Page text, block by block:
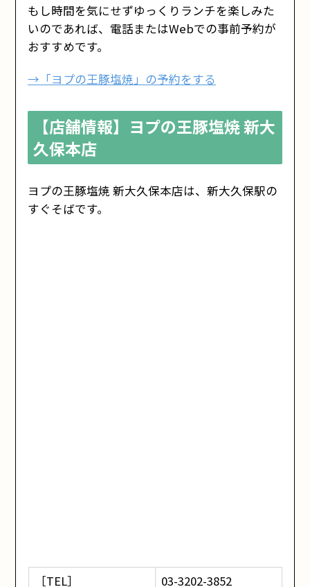
もし時間を気にせずゆっくりランチを楽しみた
いのであれば、電話またはWebでの事前予約が
おすすめです。
→ 「ヨプの王豚塩焼」の予約をする
【店舗情報】ヨプの王豚塩焼 新大
久保本店
ヨプの王豚塩焼 新大久保本店は、新大久保駅の
すぐそばです。
［TEL］ 03-3202-3852